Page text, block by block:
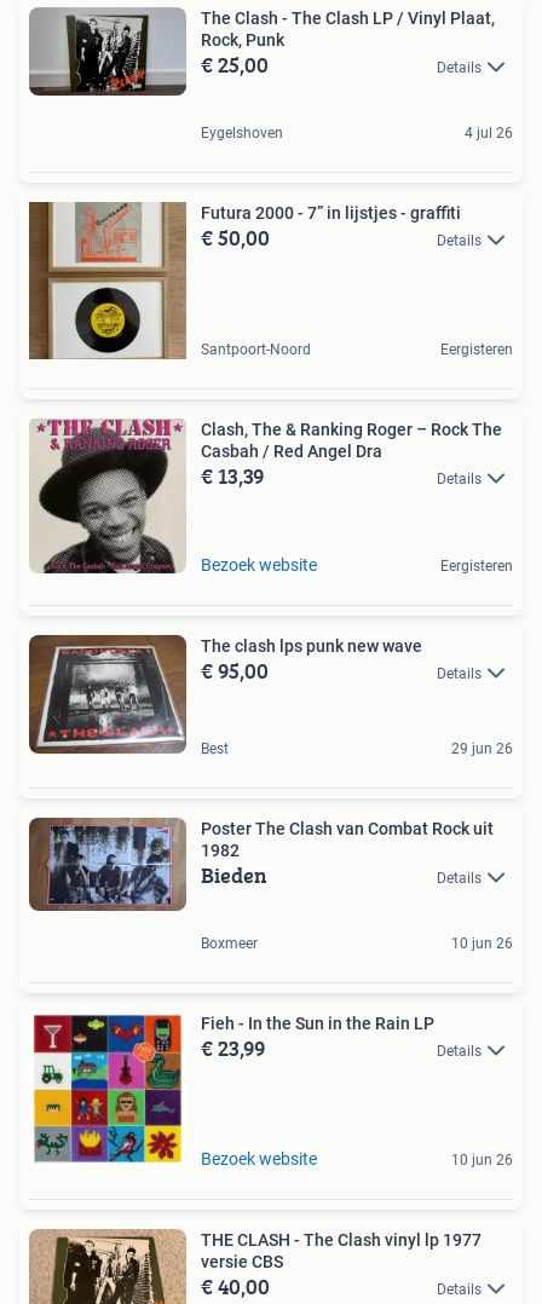
The Clash - The Clash LP / Vinyl Plaat,
Rock, Punk
€ 25,00 Details
Eygelshoven 4 jul 26
Futura 2000 - 7” in lijstjes - graffiti
€ 50,00 Details
Santpoort-Noord Eergisteren
Clash, The & Ranking Roger – Rock The
Casbah / Red Angel Dra
€ 13,39 Details
Bezoek website Eergisteren
The clash lps punk new wave
€ 95,00 Details
Best 29 jun 26
Poster The Clash van Combat Rock uit
1982
Bieden Details
Boxmeer 10 jun 26
Fieh - In the Sun in the Rain LP
€ 23,99 Details
Bezoek website 10 jun 26
THE CLASH - The Clash vinyl lp 1977
versie CBS
€ 40,00 Details